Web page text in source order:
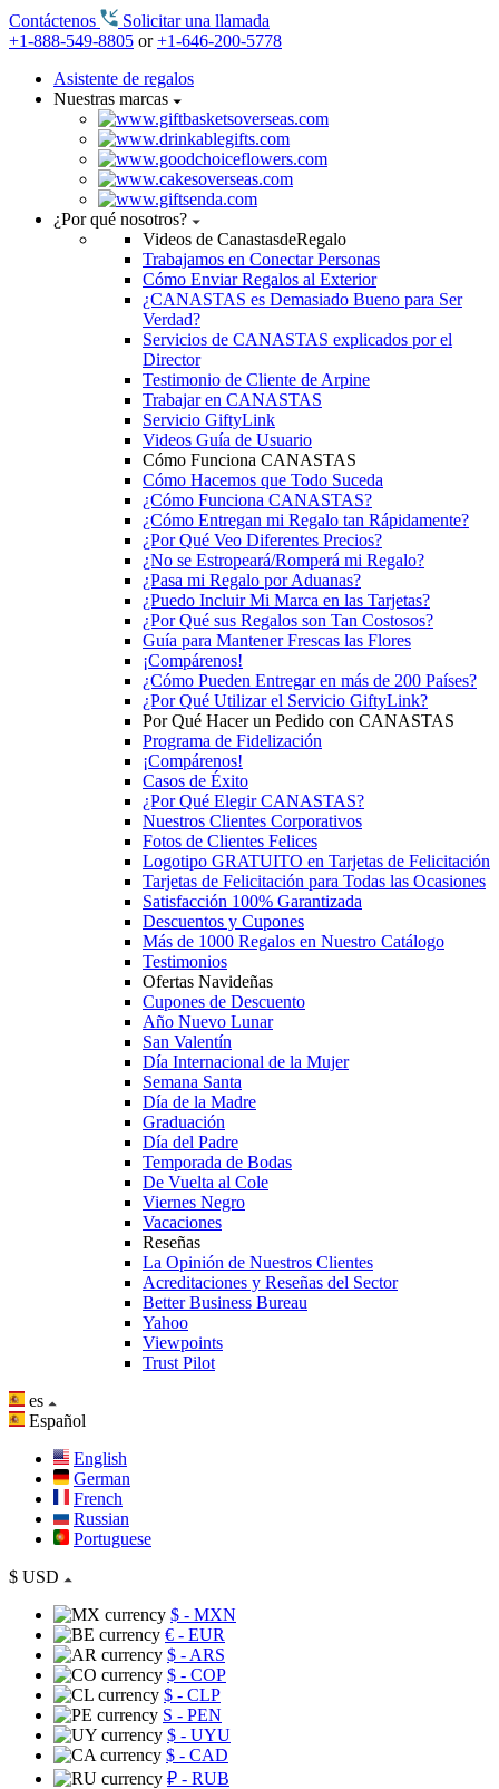
Contáctenos
Solicitar una llamada
+1-888-549-8805 or+1-646-200-5778
Asistente de regalos
Nuestras marcas
¿Por qué nosotros?
Videos de CanastasdeRegalo
Trabajamos en Conectar Personas
Cómo Enviar Regalos al Exterior
¿CANASTAS es Demasiado Bueno para Ser
Verdad?
Servicios de CANASTAS explicados por el
Director
Testimonio de Cliente de Arpine
Trabajar en CANASTAS
Servicio GiftyLink
Videos Guía de Usuario
Cómo Funciona CANASTAS
Cómo Hacemos que Todo Suceda
¿Cómo Funciona CANASTAS?
¿Cómo Entregan mi Regalo tan Rápidamente?
¿Por Qué Veo Diferentes Precios?
¿No se Estropeará/Romperá mi Regalo?
¿Pasa mi Regalo por Aduanas?
¿Puedo Incluir Mi Marca en las Tarjetas?
¿Por Qué sus Regalos son Tan Costosos?
Guía para Mantener Frescas las Flores
¡Compárenos!
¿Cómo Pueden Entregar en más de 200 Países?
¿Por Qué Utilizar el Servicio GiftyLink?
Por Qué Hacer un Pedido con CANASTAS
Programa de Fidelización
¡Compárenos!
Casos de Éxito
¿Por Qué Elegir CANASTAS?
Nuestros Clientes Corporativos
Fotos de Clientes Felices
Logotipo GRATUITO en Tarjetas de Felicitación
Tarjetas de Felicitación para Todas las Ocasiones
Satisfacción 100% Garantizada
Descuentos y Cupones
Más de 1000 Regalos en Nuestro Catálogo
Testimonios
Ofertas Navideñas
Cupones de Descuento
Año Nuevo Lunar
San Valentín
Día Internacional de la Mujer
Semana Santa
Día de la Madre
Graduación
Día del Padre
Temporada de Bodas
De Vuelta al Cole
Viernes Negro
Vacaciones
Reseñas
La Opinión de Nuestros Clientes
Acreditaciones y Reseñas del Sector
Better Business Bureau
Yahoo
Viewpoints
Trust Pilot
es
Español
English
German
French
Russian
Portuguese
$ USD
$ - MXN
€ - EUR
$ - ARS
$ - COP
$ - CLP
S - PEN
$ - UYU
$ - CAD
₽ - RUB